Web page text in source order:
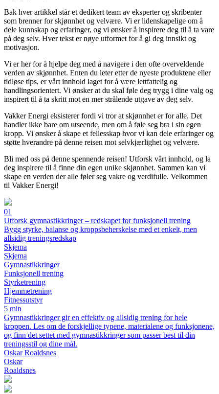
Bak hver artikkel står et dedikert team av eksperter og skribenter
som brenner for skjønnhet og velvære. Vi er lidenskapelige om å
dele kunnskap og erfaringer, og vi ønsker å inspirere deg til å ta vare
på deg selv. Hver tekst er nøye utformet for å gi deg innsikt og
motivasjon.
Vi er her for å hjelpe deg med å navigere i den ofte overveldende
verden av skjønnhet. Enten du leter etter de nyeste produktene eller
tidløse tips, er vårt innhold laget for å være lettfattelig og
handlingsorientert. Vi ønsker at du skal føle deg trygg i dine valg og
inspirert til å ta skritt mot en mer strålende utgave av deg selv.
Vakker Energi eksisterer fordi vi tror at skjønnhet er for alle. Det
handler ikke bare om utseende, men om å føle seg bra i sin egen
kropp. Vi ønsker å skape et fellesskap hvor vi kan dele erfaringer og
støtte hverandre på denne reisen mot selvkjærlighet og velvære.
Bli med oss på denne spennende reisen! Utforsk vårt innhold, og la
deg inspirere til å finne din egen unike skjønnhet. Sammen kan vi
skape en verden der alle føler seg vakre og verdifulle. Velkommen
til Vakker Energi!
01
Utforsk gymnastikkringer – redskapet for funksjonell trening
Bygg styrke, balanse og kroppsbeherskelse med et enkelt, men
allsidig treningsredskap
Skjema
Skjema
Gymnastikkringer
Funksjonell trening
Styrketrening
Hjemmetrening
Fitnessutstyr
5 min
Gymnastikkringer gir en effektiv og allsidig trening for hele
kroppen. Les om de forskjellige typene, materialene og funksjonene,
og finn det settet med gymnastikkringer som passer best til din
treningsstil og dine mål.
Oskar Roaldsnes
Oskar
Roaldsnes